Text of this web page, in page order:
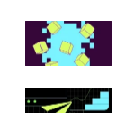
章名称并包含
)]，© 2025